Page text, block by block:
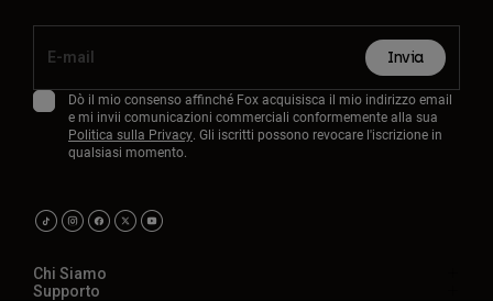
Invia
Dò il mio consenso affinché Fox acquisisca il mio indirizzo email
e mi invii comunicazioni commerciali conformemente alla sua
Politica sulla Privacy. Gli iscritti possono revocare l'iscrizione in
qualsiasi momento.
Chi Siamo
Supporto